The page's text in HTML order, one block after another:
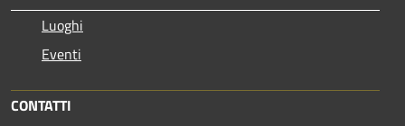
Luoghi
Eventi
CONTATTI